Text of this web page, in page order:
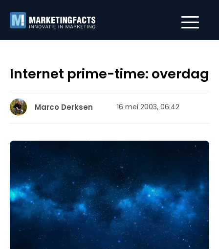
Internet prime-time: overdag
Marco Derksen 16 mei 2003, 06:42